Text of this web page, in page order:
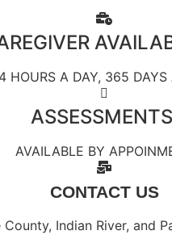
HOURS A DAY, 365 DAYS
AVAILABLE BY
CONTACT US
Indian River, and